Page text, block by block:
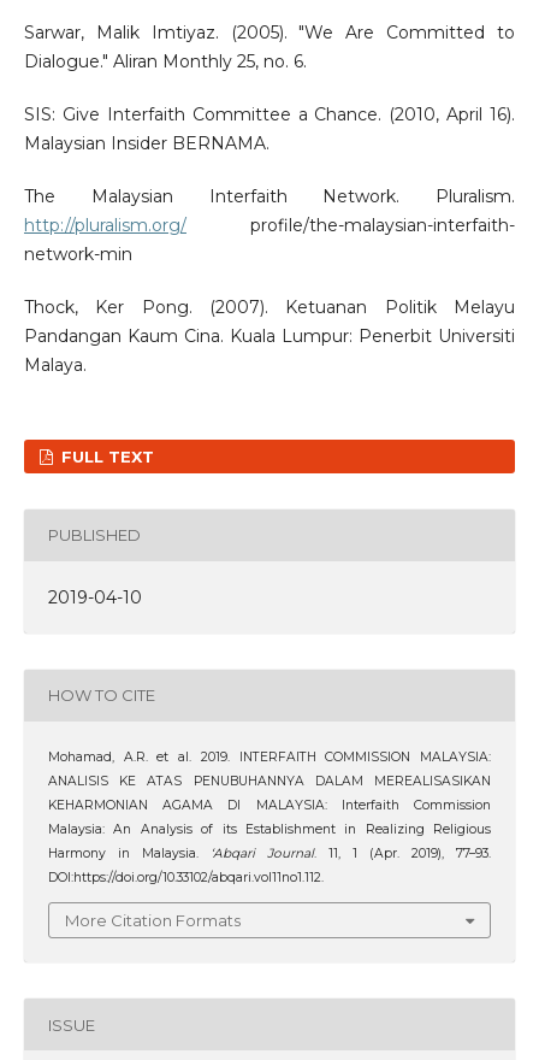
Sarwar, Malik Imtiyaz. (2005). "We Are Committed to
Dialogue." Aliran Monthly 25, no. 6.
SIS: Give Interfaith Committee a Chance. (2010, April 16).
Malaysian Insider BERNAMA.
The Malaysian Interfaith Network. Pluralism.
http://pluralism.org/profile/the-malaysian-interfaith-
network-min
Thock, Ker Pong. (2007). Ketuanan Politik Melayu
Pandangan Kaum Cina. Kuala Lumpur: Penerbit Universiti
Malaya.
FULL TEXT
PUBLISHED
2019-04-10
HOW TO CITE
Mohamad, A.R. et al. 2019. INTERFAITH COMMISSION MALAYSIA:
ANALISIS KE ATAS PENUBUHANNYA DALAM MEREALISASIKAN
KEHARMONIAN AGAMA DI MALAYSIA: Interfaith Commission
Malaysia: An Analysis of its Establishment in Realizing Religious
Harmony in Malaysia.
‘Abqari Journal. 11, 1 (Apr. 2019), 77–93.
DOI:https://doi.org/10.33102/abqari.vol11no1.112.
More Citation Formats
ISSUE